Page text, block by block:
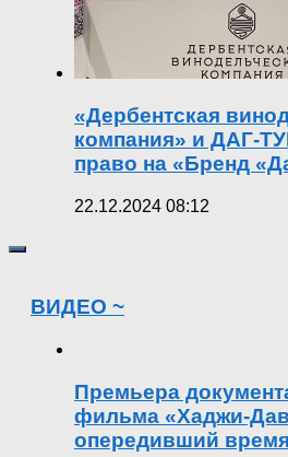
«Дербентская
компания» и ДАГ-
право на «Бренд
22.12.2024 08:12
ВИДЕО ~
Премьера
фильма «Хаджи-
опередивший